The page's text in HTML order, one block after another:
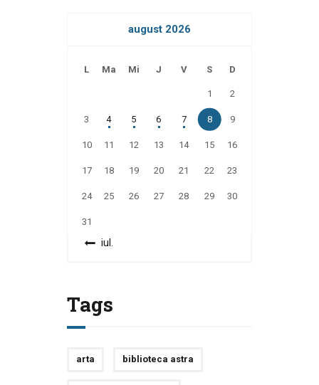
august 2026
L Ma Mi J V S D
1 2
3 4 5 6 7 8 9
10 11 12 13 14 15 16
17 18 19 20 21 22 23
24 25 26 27 28 29 30
31
« iul.
Tags
arta biblioteca astra